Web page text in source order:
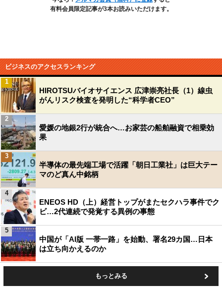
有料会員限定記事が3本お読みいただけます。
ビジネスのアクセスランキング
HIROTSUバイオサイエンス 広津崇亮社長（1）線虫
がんリスク検査を発明した“科学者CEO”
1
愛媛の地銀2行が統合へ…お家芸の船舶融資で相乗効
果
2
半導体の最先端工場で活躍「朝日工業社」は巨大テー
マのど真ん中銘柄
3
ENEOS HD（上）経営トップがまたセクハラ事件でク
ビ…2代連続で発覚する異例の事態
4
中国が「AI版 一帯一路」を始動、署名29カ国…日本
は立ち向かえるのか
5
もっとみる